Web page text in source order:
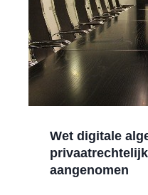
Wet digitale
aangenomen